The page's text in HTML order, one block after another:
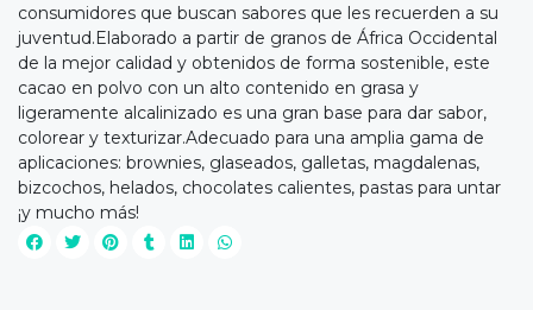
consumidores que buscan sabores que les recuerden a su
juventud.Elaborado a partir de granos de África Occidental
de la mejor calidad y obtenidos de forma sostenible, este
cacao en polvo con un alto contenido en grasa y
ligeramente alcalinizado es una gran base para dar sabor,
colorear y texturizar.Adecuado para una amplia gama de
aplicaciones: brownies, glaseados, galletas, magdalenas,
bizcochos, helados, chocolates calientes, pastas para untar
¡y mucho más!